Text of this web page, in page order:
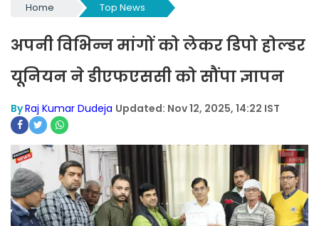
Home Top News
अपनी विभिन्न मांगों को लेकर डिपो होल्डर
यूनियन ने डीएफएससी को सौंपा ज्ञापन
ByRaj Kumar Dudeja Updated: Nov 12, 2025, 14:22 IST